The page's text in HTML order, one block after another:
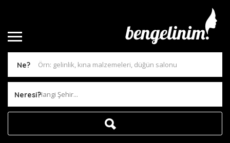
Ne?
Neresi?Hangi Şehir...